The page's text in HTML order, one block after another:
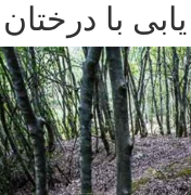
با درختان